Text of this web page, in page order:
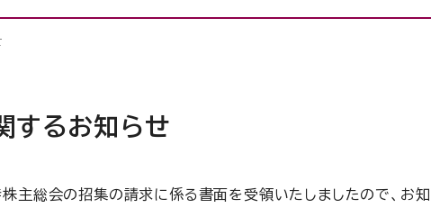
するお知らせ
総会の招集の請求に係る書面を受領いたしましたので、お知